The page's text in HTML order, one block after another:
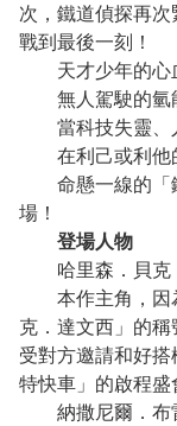
次，鐵道偵探再
戰到最後一刻！
天才少年的心
無人駕駛的氫
當科技失靈、
在利己或利他
命懸一線的「
場！
登場人物
哈里森．貝克
本作主角，因
克．達文西」的稱
受對方邀請和好
特快車」的啟程盛
納撒尼爾．布